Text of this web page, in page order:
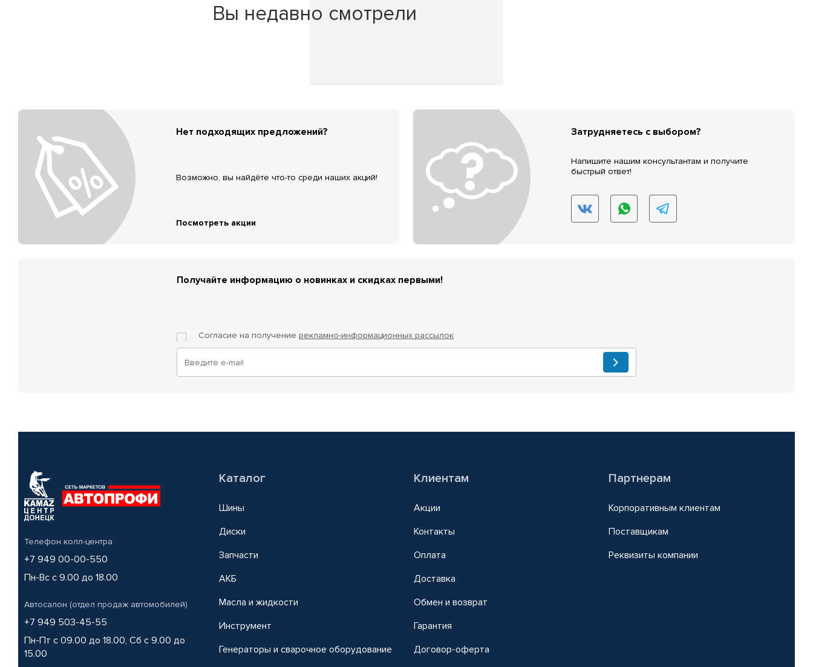
Вы недавно смотрели
Нет подходящих предложений?
Возможно, вы найдёте что-то среди наших акций!
Посмотреть акции
Затрудняетесь с выбором?
Напишите нашим консультантам и получите
быстрый ответ!
Получайте информацию о новинках и скидках первыми!
Согласие на получение рекламно-информационных рассылок
Телефон колл-центра
+7 949 00-00-550
Пн-Вс с 9.00 до 18.00
Автосалон (отдел продаж автомобилей)
+7 949 503-45-55
Пн-Пт с 09.00 до 18.00, Сб с 9.00 до
15.00
Каталог
Шины
Диски
Запчасти
АКБ
Масла и жидкости
Инструмент
Генераторы и сварочное оборудование
Клиентам
Акции
Контакты
Оплата
Доставка
Обмен и возврат
Гарантия
Договор-оферта
Партнерам
Корпоративным клиентам
Поставщикам
Реквизиты компании